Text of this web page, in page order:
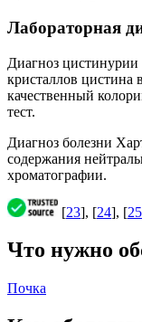
Лабораторная
Диагноз
кристаллов цистина
качественный
тест.
Диагноз болезни
содержания
хроматографии.
[23], [24], [25
Что нужно
Почка